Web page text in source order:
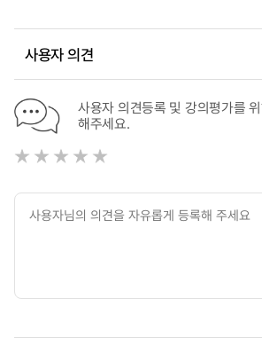
사용자 의견
사용자 의견등록 및 강의평가를
해주세요.